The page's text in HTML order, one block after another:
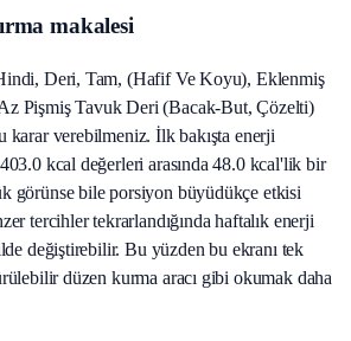
makalesi
Deri, Tam, (Hafif Ve Koyu), Eklenmiş
Pişmiş Tavuk Deri (Bacak‑But, Çözelti)
karar verebilmeniz. İlk bakışta enerji
kcal değerleri arasında 48.0 kcal'lik bir
görünse bile porsiyon büyüdükçe etkisi
tercihler tekrarlandığında haftalık enerji
değiştirebilir. Bu yüzden bu ekranı tek
düzen kurma aracı gibi okumak daha